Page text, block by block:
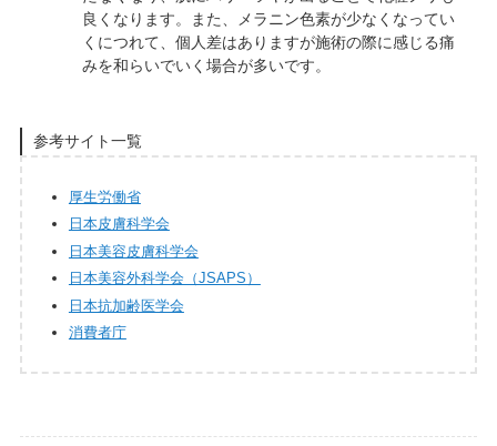
良くなります。また、メラニン色素が少なくなってい
くにつれて、個人差はありますが施術の際に感じる痛
みを和らいでいく場合が多いです。
参考サイト一覧
厚生労働省
日本皮膚科学会
日本美容皮膚科学会
日本美容外科学会（JSAPS）
日本抗加齢医学会
消費者庁